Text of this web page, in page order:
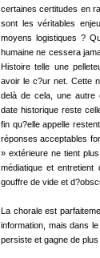
certaines certitudes en
sont les véritables
moyens logistiques ?
humaine ne cessera
Histoire telle une
avoir le c?ur net. Cette
delà de cela, une autre
date historique reste
fin qu?elle appelle
réponses acceptables
» extérieure ne tient
médiatique et
gouffre de vide et
La chorale est
information, mais dans
persiste et gagne de